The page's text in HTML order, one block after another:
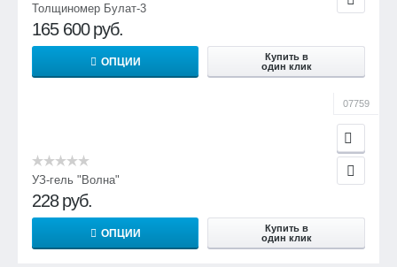
Толщиномер Булат-3
165 600 руб.
ОПЦИИ
Купить в
один клик
07759
УЗ-гель "Волна"
228 руб.
ОПЦИИ
Купить в
один клик